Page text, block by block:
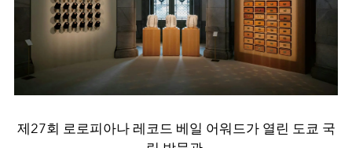
제27회 로로피아나 레코드 베일 어워드가 열린 도쿄 국